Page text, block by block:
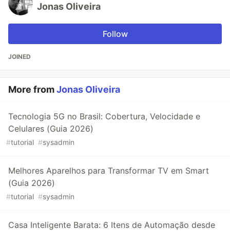
Jonas Oliveira
Follow
JOINED
More fromJonas Oliveira
Tecnologia 5G no Brasil: Cobertura, Velocidade e
Celulares (Guia 2026)
#tutorial #sysadmin
Melhores Aparelhos para Transformar TV em Smart
(Guia 2026)
#tutorial #sysadmin
Casa Inteligente Barata: 6 Itens de Automação desde